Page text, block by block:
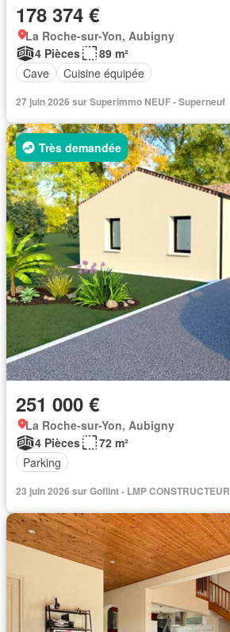
178 374 €
La Roche-sur-Yon, Aubigny
4 Pièces
89 m²
Cave
Cuisine équipée
27 juin 2026 sur Superimmo NEUF - Superneuf
Très demandée
251 000 €
La Roche-sur-Yon, Aubigny
4 Pièces
72 m²
Parking
23 juin 2026 sur Goflint - LMP CONSTRUCTEUR